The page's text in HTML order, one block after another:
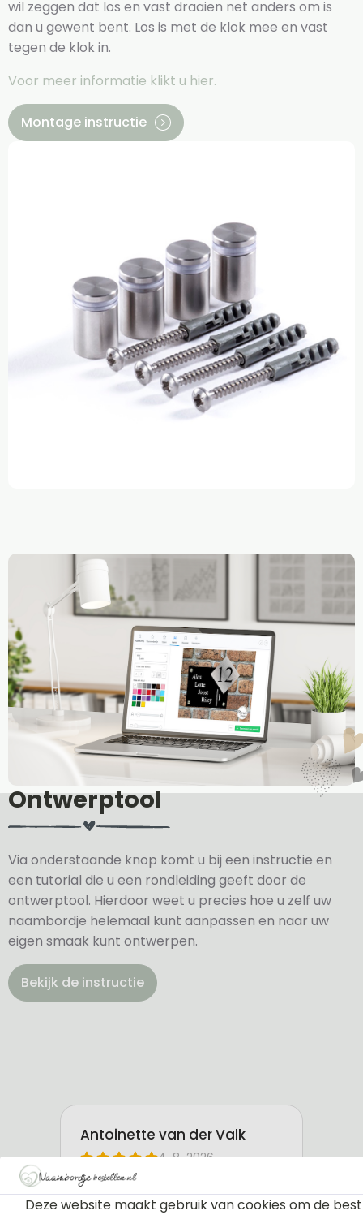
wil zeggen dat los en vast draaien net anders om is
dan u gewent bent. Los is met de klok mee en vast
tegen de klok in.
Voor meer informatie klikt u hier.
Montage instructie
Ontwerptool
Via onderstaande knop komt u bij een instructie en
een tutorial die u een rondleiding geeft door de
ontwerptool. Hierdoor weet u precies hoe u zelf uw
naambordje helemaal kunt aanpassen en naar uw
eigen smaak kunt ontwerpen.
Bekijk de instructie
Deze website maakt gebruik van cookies om de best